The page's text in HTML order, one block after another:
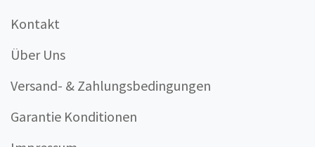
Kontakt
Über Uns
Versand- & Zahlungsbedingungen
Garantie Konditionen